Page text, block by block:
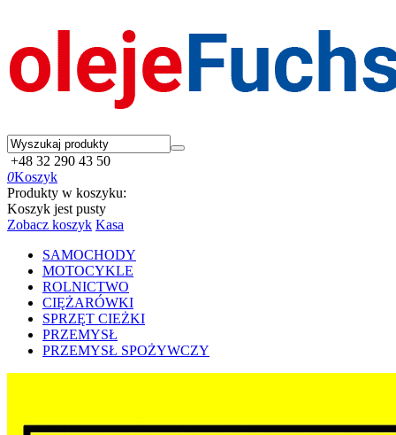
+48 32 290 43 50
0Koszyk
Produkty w koszyku:
Koszyk jest pusty
Zobacz koszyk Kasa
SAMOCHODY
MOTOCYKLE
ROLNICTWO
CIĘŻARÓWKI
SPRZĘT CIEŻKI
PRZEMYSŁ
PRZEMYSŁ SPOŻYWCZY